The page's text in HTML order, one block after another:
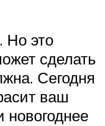
Но это
сделать
Сегодня
ваш